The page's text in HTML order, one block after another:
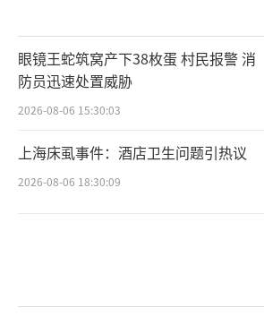
眼镜王蛇筑窝产下38枚蛋 村民报警 消
防员迅速处置威胁
2026-08-06 15:30:03
上海床虱事件：酒店卫生问题引热议
2026-08-06 18:30:09